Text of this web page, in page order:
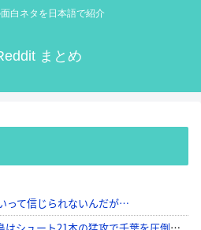
白ネタを日本語で紹介
まとめ